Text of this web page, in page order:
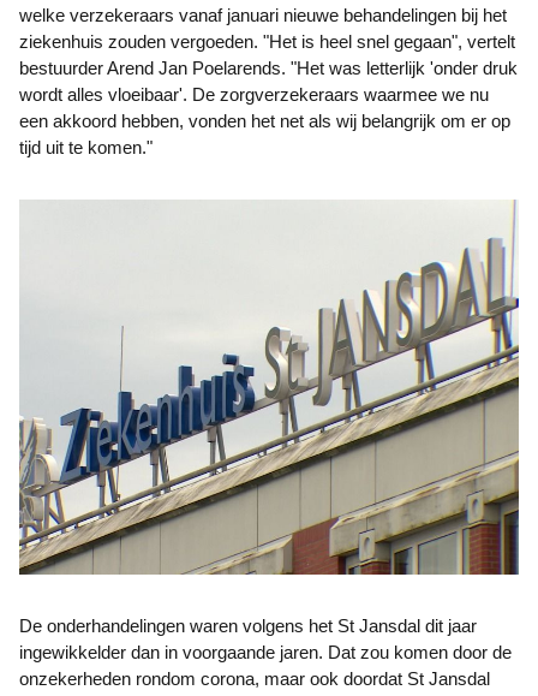
welke verzekeraars vanaf januari nieuwe behandelingen bij het
ziekenhuis zouden vergoeden. "Het is heel snel gegaan", vertelt
bestuurder Arend Jan Poelarends. "Het was letterlijk 'onder druk
wordt alles vloeibaar'. De zorgverzekeraars waarmee we nu
een akkoord hebben, vonden het net als wij belangrijk om er op
tijd uit te komen."
De onderhandelingen waren volgens het St Jansdal dit jaar
ingewikkelder dan in voorgaande jaren. Dat zou komen door de
onzekerheden rondom corona, maar ook doordat St Jansdal